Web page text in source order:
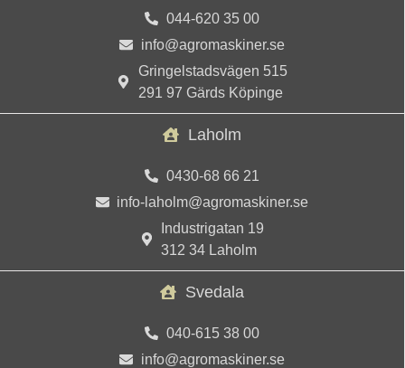
044-620 35 00
info@agromaskiner.se
Gringelstadsvägen 515
291 97 Gärds Köpinge
Laholm
0430-68 66 21
info-laholm@agromaskiner.se
Industrigatan 19
312 34 Laholm
Svedala
040-615 38 00
info@agromaskiner.se